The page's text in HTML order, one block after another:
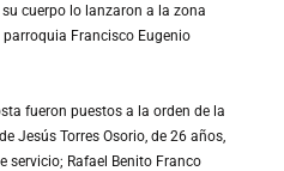
cuerpo lo lanzaron a la zona
Francisco Eugenio
fueron puestos a la orden de la
Jesús Torres Osorio, de 26 años,
servicio; Rafael Benito Franco